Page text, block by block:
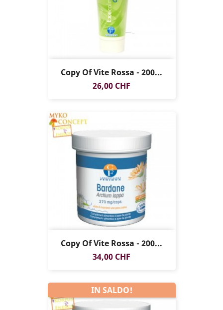
Copy Of Vite Rossa - 200...
Prezzo
26,00 CHF
Copy Of Vite Rossa - 200...
Prezzo
34,00 CHF
IN SALDO!